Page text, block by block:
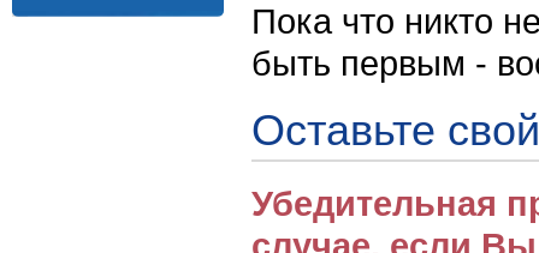
Пока что никто
быть первым -
Оставьте
Убедительная